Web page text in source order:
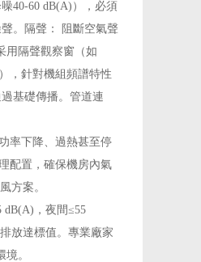
40-60 dB(A)），必須
。隔聲： 阻斷空氣聲
用隔聲觀察窗（如
，針對機組頻譜特性
基礎傳播。管道連
率下降、過熱甚至停
配置，確保機房內氣
方案。
dB(A)，夜間≤55
放達標值。專業廠家
。